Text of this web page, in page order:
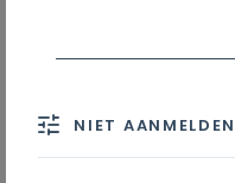
leerlingen zoveel
tevens de horizon
NIET AANMELDEN